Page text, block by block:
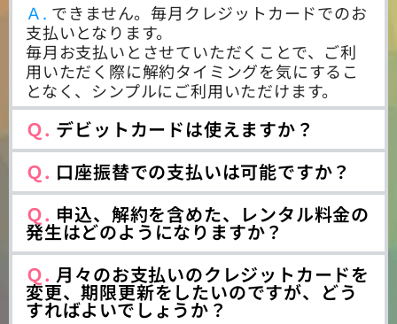
Ａ. できません。毎月クレジットカードでのお
支払いとなります。
毎月お支払いとさせていただくことで、ご利
用いただく際に解約タイミングを気にするこ
となく、シンプルにご利用いただけます。
Ｑ. デビットカードは使えますか？
Ｑ. 口座振替での支払いは可能ですか？
Ｑ. 申込、解約を含めた、レンタル料金の
発生はどのようになりますか？
Ｑ. 月々のお支払いのクレジットカードを
変更、期限更新をしたいのですが、どう
すればよいでしょうか？